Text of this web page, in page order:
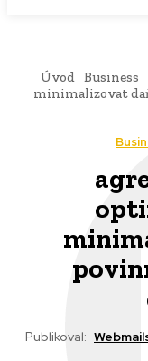
Úvod Business
minimalizovat
Publikoval: